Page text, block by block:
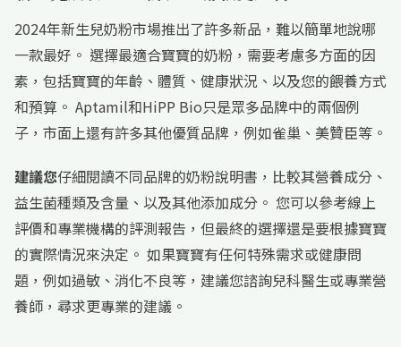
2024年新生兒奶粉市場推出了許多新品，難以簡單地說哪
一款最好。 選擇最適合寶寶的奶粉，需要考慮多方面的因
素，包括寶寶的年齡、體質、健康狀況、以及您的餵養方式
和預算。 Aptamil和HiPP Bio只是眾多品牌中的兩個例
子，市面上還有許多其他優質品牌，例如雀巢、美贊臣等。
建議您仔細閱讀不同品牌的奶粉說明書，比較其營養成分、
益生菌種類及含量、以及其他添加成分。 您可以參考線上
評價和專業機構的評測報告，但最終的選擇還是要根據寶寶
的實際情況來決定。 如果寶寶有任何特殊需求或健康問
題，例如過敏、消化不良等，建議您諮詢兒科醫生或專業營
養師，尋求更專業的建議。